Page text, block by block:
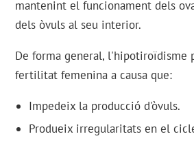
mantenint el funcionament dels
dels òvuls al seu interior.
De forma general, l'hipotiroïdisme
fertilitat femenina a causa que:
Impedeix la producció d'òvuls.
Produeix irregularitats en el